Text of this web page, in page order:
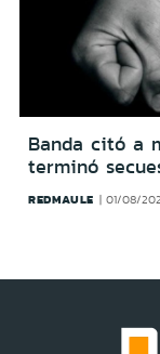
Banda citó a
terminó
REDMAULE 01/08/